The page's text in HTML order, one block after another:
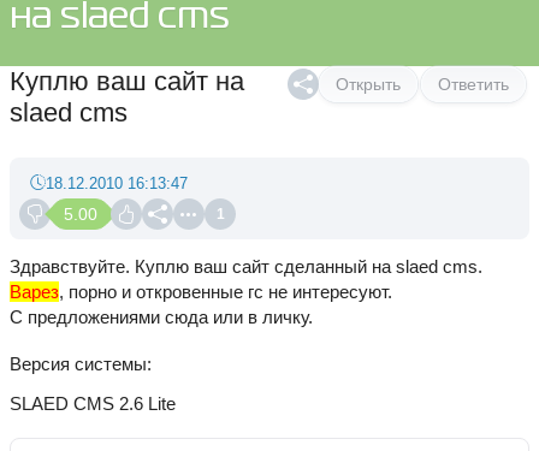
на slaed cms
Открыть Ответить
Куплю ваш сайт на
slaed cms
5.00 1
18.12.2010 16:13:47
Здравствуйте. Куплю ваш сайт сделанный на slaed cms.
Варез, порно и откровенные гс не интересуют.
С предложениями сюда или в личку.
Версия системы
SLAED CMS 2.6 Lite